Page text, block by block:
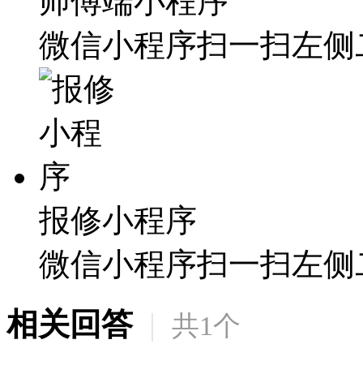
微信小程序扫一扫左
报修小程序
微信小程序扫一扫左
相关回答 | 共1个